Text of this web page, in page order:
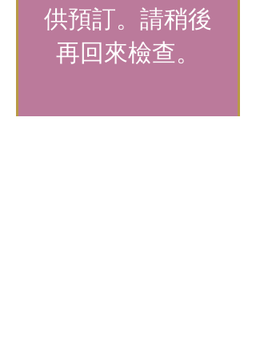
供預訂。請稍後
再回來檢查。